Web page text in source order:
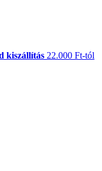
kiszállítás 22.000 Ft-tól